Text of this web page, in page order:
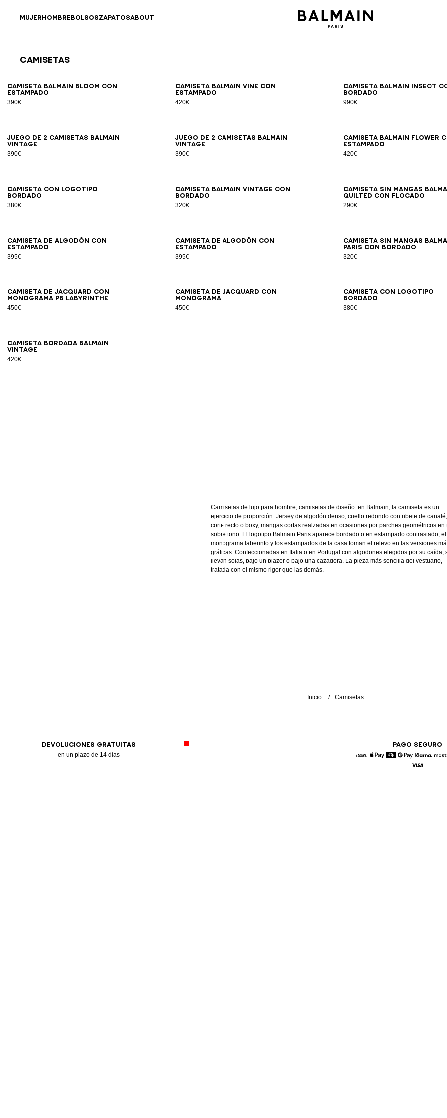
MUJERHOMBREBOLSOSZAPATOSABOUT
Camisetas
Camiseta Balmain Bloom con
estampado
390€
XSS ML XL2XL 3XL
Camiseta Balmain Vine con
estampado
420€
XSS MLXL2XL3XL
Camiseta Balmain Insect
bordado
990€
SML XL2XL3XL
Juego de 2 camisetas Balmain
Vintage
390€
XSSMLXL 2XL3XL
Juego de 2 camisetas Balmain
Vintage
390€
XSSMLXL 2XL3XL
Camiseta Balmain Flower
estampado
420€
XSSML XL2XL3XL
Camiseta con logotipo
bordado
380€
XSSMLXL2XL
Camiseta Balmain Vintage con
bordado
320€
XSS MLXL2XL3XL
Camiseta sin mangas
Quilted con flocado
290€
XSSMLXL 2XL 3XL
Camiseta de algodón con
estampado
395€
XSSMLXL 2XL3XL
Camiseta de algodón con
estampado
395€
2XSXSSM LXL2XL
Camiseta sin mangas
Paris con bordado
320€
XSSMLXL 2XL 3XL
Camiseta de jacquard con
monograma PB Labyrinthe
450€
2XSXSSML XL2XL
Camiseta de jacquard con
monograma
450€
2XSXSSML XL2XL
Camiseta con logotipo
bordado
380€
XSSMLXL2XL
Camiseta bordada Balmain
Vintage
420€
XSSM LXL2XL3XL
Camisetas de lujo para hombre, camisetas de diseño: en Balmain, la camiseta es un
ejercicio de proporción. Jersey de algodón denso, cuello redondo con ribete de canalé,
corte recto o boxy, mangas cortas realzadas en ocasiones por parches geométricos en
sobre tono. El logotipo Balmain Paris aparece bordado o en estampado contrastado; el
monograma laberinto y los estampados de la casa toman el relevo en las versiones
gráficas. Confeccionadas en Italia o en Portugal con algodones elegidos por su caída,
llevan solas, bajo un blazer o bajo una cazadora. La pieza más sencilla del vestuario,
tratada con el mismo rigor que las demás.
Inicio Camisetas
DEVOLUCIONES GRATUITAS
en un plazo de 14 días
PAGO SEGURO
Google Pay
Klarna